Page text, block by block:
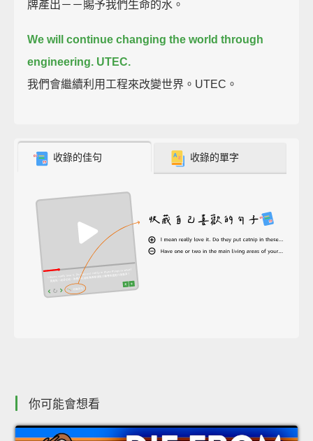
牌產出－－賜予我們生命的水。
We will continue changing the world through
engineering. UTEC.
我們會繼續利用工程來改變世界。UTEC。
收錄的佳句 收錄的單字
你可能會想看